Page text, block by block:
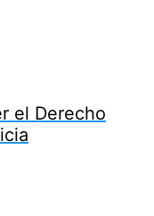
el Derecho